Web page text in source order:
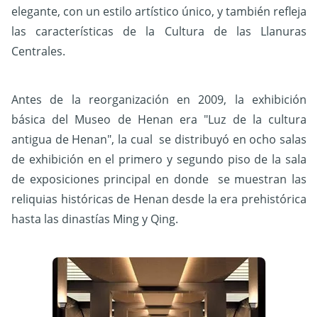
elegante, con un estilo artístico único, y también refleja
las características de la Cultura de las Llanuras
Centrales.
Antes de la reorganización en 2009, la exhibición
básica del Museo de Henan era "Luz de la cultura
antigua de Henan", la cual se distribuyó en ocho salas
de exhibición en el primero y segundo piso de la sala
de exposiciones principal en donde se muestran las
reliquias históricas de Henan desde la era prehistórica
hasta las dinastías Ming y Qing.